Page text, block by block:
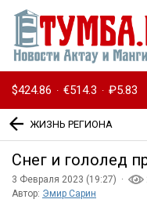
$424.86 · €514.3 · ₽5.83
ЖИЗНЬ РЕГИОНА
Снег и гололед
3 Февраля 2023 (19:27) ·
Автор: Эмир Сарин